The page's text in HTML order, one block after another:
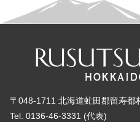
〒048-1711 北海道虻田郡留寿都
Tel. 0136-46-3331 (代表)